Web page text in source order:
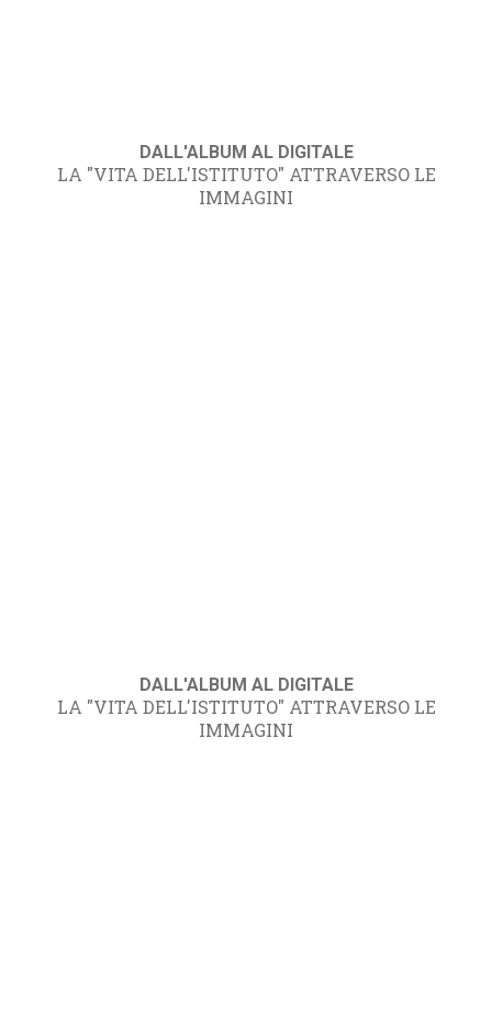
DALL'ALBUM AL DIGITALE
LA "VITA DELL'ISTITUTO" ATTRAVERSO LE
IMMAGINI
DALL'ALBUM AL DIGITALE
LA "VITA DELL'ISTITUTO" ATTRAVERSO LE
IMMAGINI